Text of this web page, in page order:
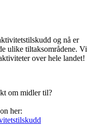
og nå er
ulike tiltaksområdene. Vi
over hele landet!
om midler til?
her: